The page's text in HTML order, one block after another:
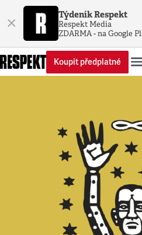
× Týdeník Respekt
Respekt Media
ZDARMA - na Google
Koupit předplatné